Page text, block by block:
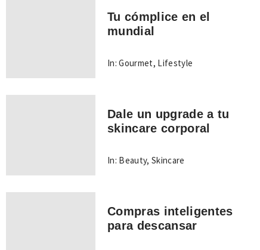
Tu cómplice en el
mundial
In: Gourmet, Lifestyle
Dale un upgrade a tu
skincare corporal
In: Beauty,Skincare
Compras inteligentes
para descansar